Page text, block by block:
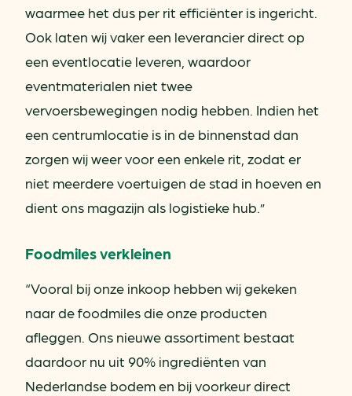
waarmee het dus per rit efficiënter is ingericht.
Ook laten wij vaker een leverancier direct op
een eventlocatie leveren, waardoor
eventmaterialen niet twee
vervoersbewegingen nodig hebben. Indien het
een centrumlocatie is in de binnenstad dan
zorgen wij weer voor een enkele rit, zodat er
niet meerdere voertuigen de stad in hoeven en
dient ons magazijn als logistieke hub.”
Foodmiles verkleinen
“Vooral bij onze inkoop hebben wij gekeken
naar de foodmiles die onze producten
afleggen. Ons nieuwe assortiment bestaat
daardoor nu uit 90% ingrediënten van
Nederlandse bodem en bij voorkeur direct